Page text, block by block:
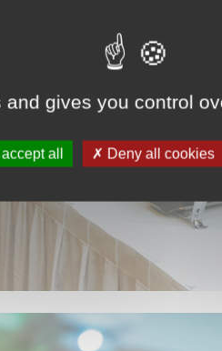
gives you control
all Deny all cookies